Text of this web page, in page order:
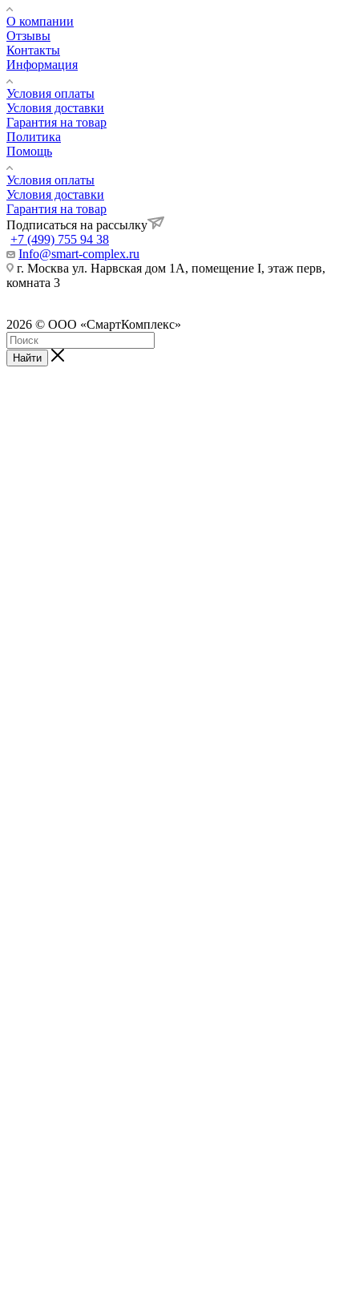
О компании
Отзывы
Контакты
Информация
Условия оплаты
Условия доставки
Гарантия на товар
Политика
Помощь
Условия оплаты
Условия доставки
Гарантия на товар
Подписаться на рассылку
+7 (499) 755 94 38
Info@smart-complex.ru
г. Москва ул. Нарвская дом 1А, помещение I, этаж перв,
комната 3
2026 © ООО «СмартКомплекс»
Найти